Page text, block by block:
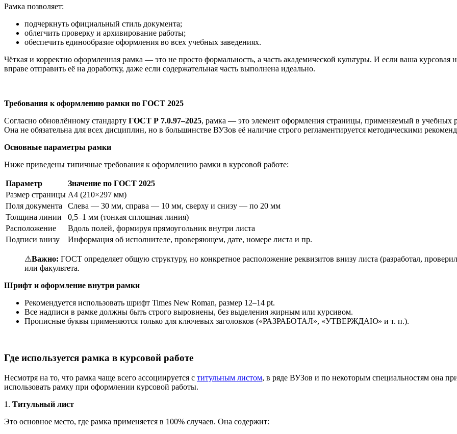
Рамка позволяет:
подчеркнуть официальный стиль документа;
облегчить проверку и архивирование работы;
обеспечить единообразие оформления во всех учебных заведениях.
Чёткая и корректно оформленная рамка — это не просто формальность, а часть академической культуры. И если ваша курсовая
вправе отправить её на доработку, даже если содержательная часть выполнена идеально.
Требования к оформлению рамки по ГОСТ 2025
Согласно обновлённому стандарту ГОСТ Р 7.0.97–2025, рамка — это элемент оформления страницы, применяемый в учебных
Она не обязательна для всех дисциплин, но в большинстве ВУЗов её наличие строго регламентируется методическими
Основные параметры рамки
Ниже приведены типичные требования к оформлению рамки в курсовой работе:
Параметр
Значение по ГОСТ 2025
Размер страницы A4 (210×297 мм)
Поля документа
Слева — 30 мм, справа — 10 мм, сверху и снизу — по 20 мм
Толщина линии
0,5–1 мм (тонкая сплошная линия)
Расположение
Вдоль полей, формируя прямоугольник внутри листа
Подписи внизу
Информация об исполнителе, проверяющем, дате, номере листа и пр.
⚠Важно: ГОСТ определяет общую структуру, но конкретное расположение реквизитов внизу листа (разработал,
или факультета.
Шрифт и оформление внутри рамки
Рекомендуется использовать шрифт Times New Roman, размер 12–14 pt.
Все надписи в рамке должны быть строго выровнены, без выделения жирным или курсивом.
Прописные буквы применяются только для ключевых заголовков («РАЗРАБОТАЛ», «УТВЕРЖДАЮ» и т. п.).
Где используется рамка в курсовой работе
Несмотря на то, что рамка чаще всего ассоциируется с титульным листом, в ряде ВУЗов и по некоторым специальностям она
использовать рамку при оформлении курсовой работы.
1. Титульный лист
Это основное место, где рамка применяется в 100% случаев. Она содержит: